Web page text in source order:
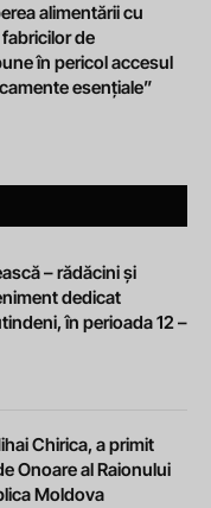
alimentării cu
de
în pericol accesul
esențiale”
– rădăcini și
dedicat
în perioada 12 –
Chirica, a primit
Onoare al Raionului
Moldova